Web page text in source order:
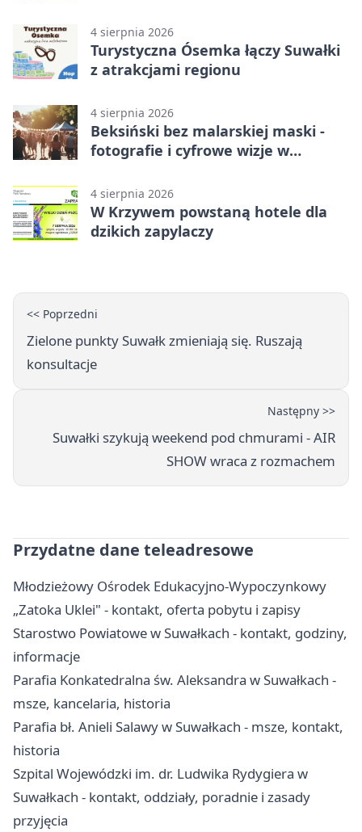
4 sierpnia 2026
Turystyczna Ósemka łączy Suwałki
z atrakcjami regionu
4 sierpnia 2026
Beksiński bez malarskiej maski -
fotografie i cyfrowe wizje w
4 sierpnia 2026
W Krzywem powstaną hotele dla
dzikich zapylaczy
<< Poprzedni
Zielone punkty Suwałk zmieniają się. Ruszają
konsultacje
Następny >>
Suwałki szykują weekend pod chmurami - AIR
SHOW wraca z rozmachem
Przydatne dane teleadresowe
Młodzieżowy Ośrodek Edukacyjno-Wypoczynkowy
„Zatoka Uklei" - kontakt, oferta pobytu i zapisy
Starostwo Powiatowe w Suwałkach - kontakt, godziny,
informacje
Parafia Konkatedralna św. Aleksandra w Suwałkach -
msze, kancelaria, historia
Parafia bł. Anieli Salawy w Suwałkach - msze, kontakt,
historia
Szpital Wojewódzki im. dr. Ludwika Rydygiera w
Suwałkach - kontakt, oddziały, poradnie i zasady
przyjęcia